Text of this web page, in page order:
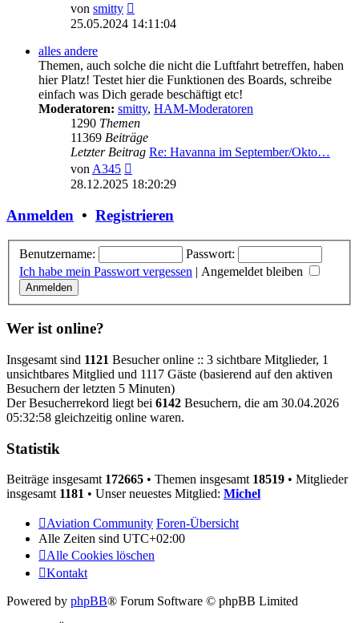
von smitty
Beitrag
25.05.2024 14:11:04
alles andere
Themen, auch solche die nicht die Luftfahrt betreffen, haben
hier Platz! Testet hier die Funktionen des Boards, schreibe
einfach was Dich gerade beschäftigt etc!
Moderatoren: smitty, HAM-Moderatoren
1290 Themen
11369 Beiträge
Letzter Beitrag Re: Havanna im September/Okto…
vonA345
Beitrag
28.12.2025 18:20:29
Anmelden • Registrieren
Benutzername:
Passwort:
Ich habe mein Passwort vergessen | Angemeldet bleiben
Wer ist online?
Insgesamt sind 1121 Besucher online :: 3 sichtbare Mitglieder, 1
unsichtbares Mitglied und 1117 Gäste (basierend auf den aktiven
Besuchern der letzten 5 Minuten)
Der Besucherrekord liegt bei 6142 Besuchern, die am 30.04.2026
05:32:58 gleichzeitig online waren.
Statistik
Beiträge insgesamt 172665 • Themen insgesamt 18519 • Mitglieder
insgesamt 1181 • Unser neuestes Mitglied: Michel
Aviation Community Foren-Übersicht
Alle Zeiten sind UTC+02:00
Alle Cookies löschen
Kontakt
Powered by phpBB® Forum Software © phpBB Limited